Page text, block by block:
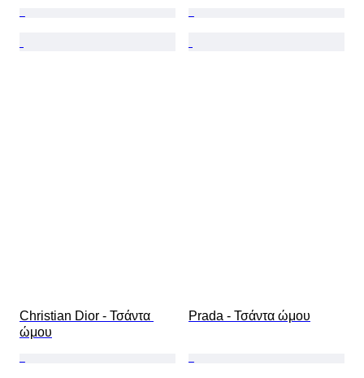
Christian Dior - Τσάντα
ώμου
Prada - Τσάντα ώμου